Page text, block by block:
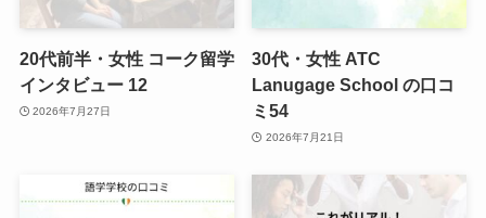
20代前半・女性 コーク留学
インタビュー 12
2026年7月27日
30代・女性 ATC
Lanugage School の口コ
ミ54
2026年7月21日